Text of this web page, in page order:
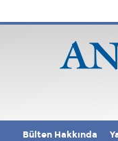
Bülten Hakkında